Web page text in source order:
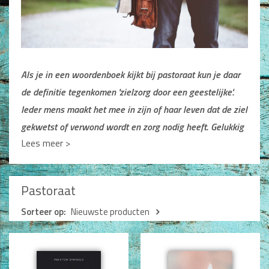
Man
Alle producten
Seksualiteit
Jongerenboeken
Kinderboeken
Kinderbijbels
Voorlezen
Zelf lezen
Doeboeken
Alle producten
Cadeauboeken
Gideonietjes
Als je in een woordenboek kijkt bij pastoraat kun je daar
de definitie tegenkomen 'zielzorg door een geestelijke'.
Iedermens maakt het mee in zijn of haar leven dat de ziel
gekwetst of verwond wordt en zorg nodig heeft. Gelukkig
slagenwe er meestal in de problemen zelf of in relatie
met onze dierbaren te verwerken. Het kan echter nodig
zijn meerprofessionele zielzorg te ontvangen. Fijn als er
geestelijke mensen om je heen zijn die die zorg kunnen
bieden. Ook fijndat er boeken zijn waarin die zorg
geboden wordt en die in het zorgtraject geraadpleegd
kunnen worden.
Lees meer >
Pastoraat
Sorteer op: Nieuwste producten